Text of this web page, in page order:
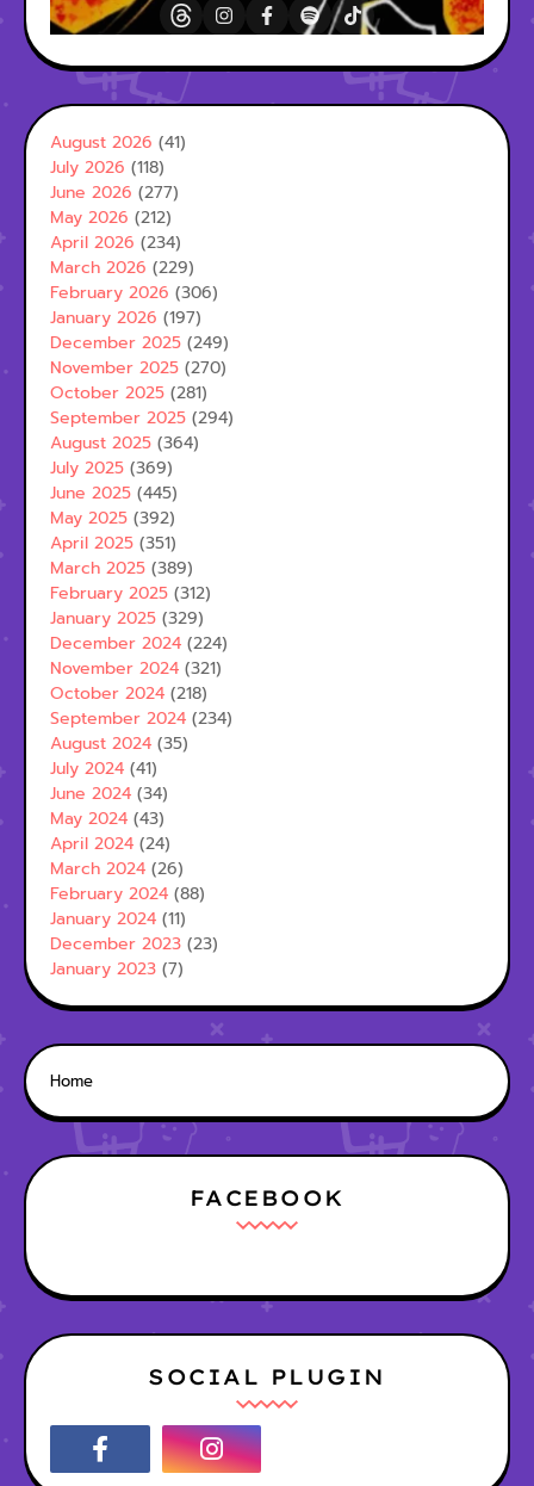
August 2026 (41)
July 2026 (118)
June 2026 (277)
May 2026 (212)
April 2026 (234)
March 2026 (229)
February 2026 (306)
January 2026 (197)
December 2025 (249)
November 2025 (270)
October 2025 (281)
September 2025 (294)
August 2025 (364)
July 2025 (369)
June 2025 (445)
May 2025 (392)
April 2025 (351)
March 2025 (389)
February 2025 (312)
January 2025 (329)
December 2024 (224)
November 2024 (321)
October 2024 (218)
September 2024 (234)
August 2024 (35)
July 2024 (41)
June 2024 (34)
May 2024 (43)
April 2024 (24)
March 2024 (26)
February 2024 (88)
January 2024 (11)
December 2023 (23)
January 2023 (7)
Home
FACEBOOK
SOCIAL PLUGIN